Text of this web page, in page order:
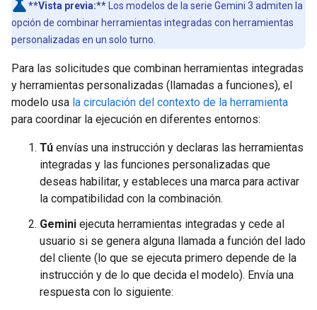
**Vista previa:** Los modelos de la serie Gemini 3 admiten la
opción de combinar herramientas integradas con herramientas
personalizadas en un solo turno.
Para las solicitudes que combinan herramientas integradas
y herramientas personalizadas (llamadas a funciones), el
modelo usa la circulación del contexto de la herramienta
para coordinar la ejecución en diferentes entornos:
Tú envías una instrucción y declaras las herramientas
integradas y las funciones personalizadas que
deseas habilitar, y estableces una marca para activar
la compatibilidad con la combinación.
Gemini ejecuta herramientas integradas y cede al
usuario si se genera alguna llamada a función del lado
del cliente (lo que se ejecuta primero depende de la
instrucción y de lo que decida el modelo). Envía una
respuesta con lo siguiente: